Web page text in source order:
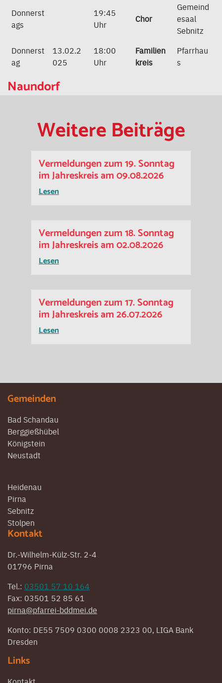
Donnerst
ags
19:45
Uhr
Chor
Gemeind
esaal
Sebnitz
Donnerst
ag
13.02.2
025
18:00
Uhr
Familien
kreis
Pfarrhau
s
Naundorf
Weitere Beiträge
Vermeldungen zum 19. Sonntag
im Jahreskreis am 09.08.2026
Lesen
Vermeldungen zum 18. Sonntag
im Jahreskreis am 02.08.2026
Lesen
Vermeldungen zum 17. Sonntag
im Jahreskreis am 26.07.2026
Lesen
Gemeinden
Bad Schandau
Berggießhübel
Königstein
Neustadt
Heidenau
Pirna
Sebnitz
Stolpen
Kontakt
Dr.-Wilhelm-Külz-Str. 2-4
01796 Pirna
Tel.: 03501 57 10 164
Fax: 03501 52 85 61
pirna@pfarrei-bddmei.de
Konto: DE55 7509 0300 0008 2323 00, LIGA Bank
Dresden
Links